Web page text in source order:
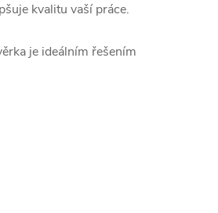
kvalitu vaší práce.
je ideálním řešením